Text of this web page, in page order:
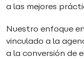
a las mejores
Nuestro enfoque
vinculado a la
a la conversión de